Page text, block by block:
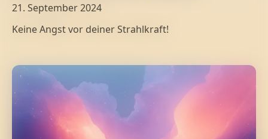
21. September 2024
Keine Angst vor deiner Strahlkraft!